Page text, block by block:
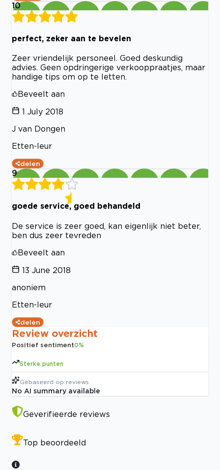
10
perfect, zeker aan te bevelen
Zeer vriendelijk personeel. Goed deskundig
advies. Geen opdringerige verkooppraatjes, maar
handige tips om op te letten.
Beveelt aan
1 July 2018
J van Dongen
Etten-leur
delen
9
goede service, goed behandeld
De service is zeer goed, kan eigenlijk niet beter,
ben dus zeer tevreden
Beveelt aan
13 June 2018
anoniem
Etten-leur
delen
Review overzicht
Positief sentiment0%
Sterke punten
Gebaseerd op reviews
No AI summary available
Geverifieerde reviews
Top beoordeeld